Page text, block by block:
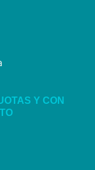
Y CON